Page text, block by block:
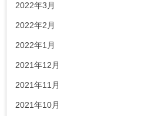
2022年3月
2022年2月
2022年1月
2021年12月
2021年11月
2021年10月